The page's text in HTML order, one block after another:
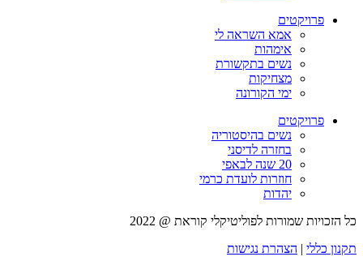
פרויקטים
אמא השראה לי
אימהות
נשים בתקשורת
מצחיקות
ימי הקורונה
פרויקטים
נשים בהיסטוריה
בחזרה לדיסני
20 שנה לבאפי
חוזרות לועדת כרמי
יהדות
כל הזכויות שמורות לפוליטיקלי קוראת @ 2022
תקנון כללי | הצהרת נגישות